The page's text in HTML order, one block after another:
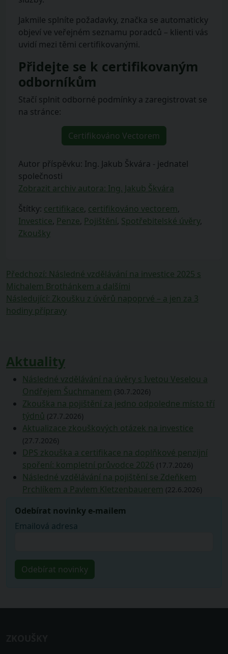
Jakmile splníte požadavky, značka se automaticky
objeví ve veřejném seznamu poradců – klienti vás
uvidí mezi těmi certifikovanými.
Přidejte se k certifikovaným
odborníkům
Stačí splnit odborné podmínky a zaregistrovat se
na stránce:
Certifikováno Vectorem
Autor příspěvku: Ing. Jakub Škvára - jednatel
společnosti
Zobrazit archiv autora: Ing. Jakub Škvára
Štítky: certifikace, certifikováno vectorem,
Investice, Penze, Pojištění, Spotřebitelské úvěry,
Zkoušky
Navigace
pro
příspěvek
Předchozí: Předchozí
příspěvek:
Následné vzdělávání na investice 2025 s
Michalem Brothánkem a dalšími
Následující: Následující
příspěvek:
Zkoušku z úvěrů napoprvé – a jen za 3
hodiny přípravy
Aktuality
Následné vzdělávání na úvěry s Ivetou Veselou a
Ondřejem Šuchmanem (30.7.2026)
Zkouška na pojištění za jedno odpoledne místo tří
týdnů (27.7.2026)
Aktualizace zkouškových otázek na investice
(27.7.2026)
DPS zkouška a certifikace na doplňkové penzijní
spoření: kompletní průvodce 2026 (17.7.2026)
Následné vzdělávání na pojištění se Zdeňkem
Prchlíkem a Pavlem Kletzenbauerem (22.6.2026)
Odebírat novinky e-mailem
Emailová adresa